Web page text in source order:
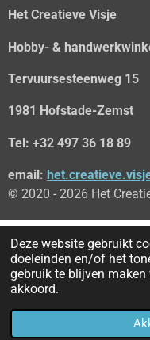
Deze website gebruikt
doeleinden en/of het
gebruik te blijven
akkoord.
Het Creatieve Visje
Hobby- &
Tervuursesteenweg 15
1981 Hofstade-Zemst
Tel: +32 497 36 18 89
email:
© 2020 - 2026 Het